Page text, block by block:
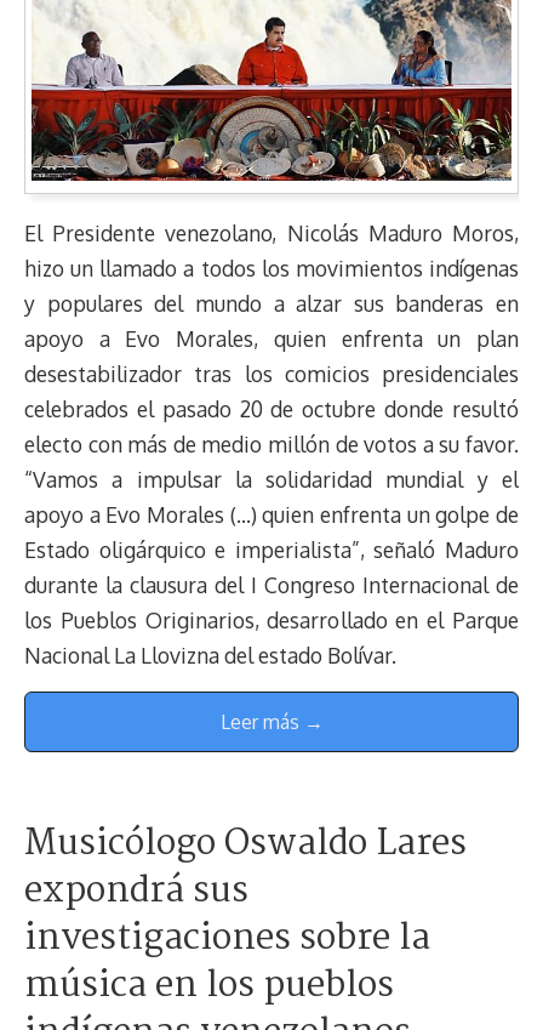
El Presidente venezolano, Nicolás Maduro Moros,
hizo un llamado a todos los movimientos indígenas
y populares del mundo a alzar sus banderas en
apoyo a Evo Morales, quien enfrenta un plan
desestabilizador tras los comicios presidenciales
celebrados el pasado 20 de octubre donde resultó
electo con más de medio millón de votos a su favor.
“Vamos a impulsar la solidaridad mundial y el
apoyo a Evo Morales (…) quien enfrenta un golpe de
Estado oligárquico e imperialista”, señaló Maduro
durante la clausura del I Congreso Internacional de
los Pueblos Originarios, desarrollado en el Parque
Nacional La Llovizna del estado Bolívar.
Leer más →
Musicólogo Oswaldo Lares
expondrá sus
investigaciones sobre la
música en los pueblos